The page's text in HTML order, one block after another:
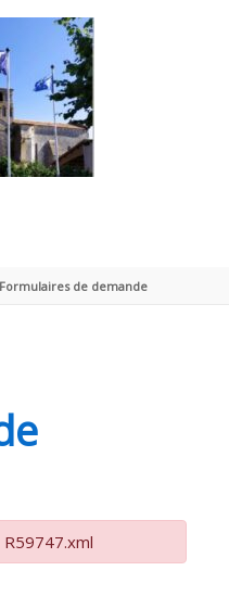
Formulaires de demande